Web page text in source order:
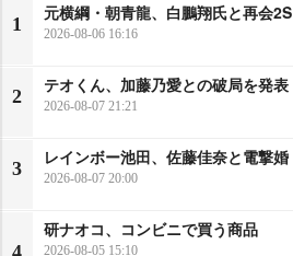
1
元横綱・朝青龍、白鵬翔氏と再会2S
2026-08-06 16:16
2
テオくん、加藤乃愛との破局を発表
2026-08-07 21:21
3
レインボー池田、佐藤佳奈と電撃婚
2026-08-07 20:00
4
研ナオコ、コンビニで買う商品
2026-08-05 15:10